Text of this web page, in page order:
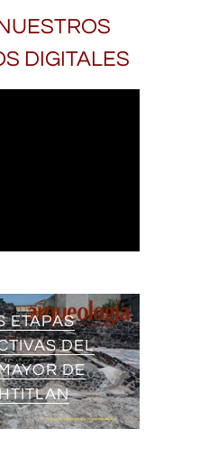
DIGITALES
ETAPAS
DEL
DE